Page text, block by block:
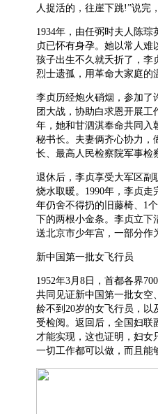
人捉活的，往崖下跳!”说完
1934年，由任弼时夫人陈
贞已怀有身孕。她以常人难
孩子出生不久就夭折了，李
烈士遗孤，用革命大家庭的
李贞历经炮火硝烟，参加了
团大战，协助白求恩开展工
年，她和甘泗淇奉命共同入
秘书长。夫妻俩齐心协力，
长、最高人民检察院军事检
退休后，李贞享受大军区副
烧水取暖。1990年，李贞走
年仍舍不得扔的旧藤椅、1
下的两根小金条。李贞立下
送北京市少年宫，一部分作
新中国第一批女飞行员
1952年3月8日，首都各界
共同见证新中国第一批女空
龄不到20岁的女飞行员，以
受检阅。返回后，全国妇联
才能实现，这也证明，妇女
一切工作都可以做，而且能